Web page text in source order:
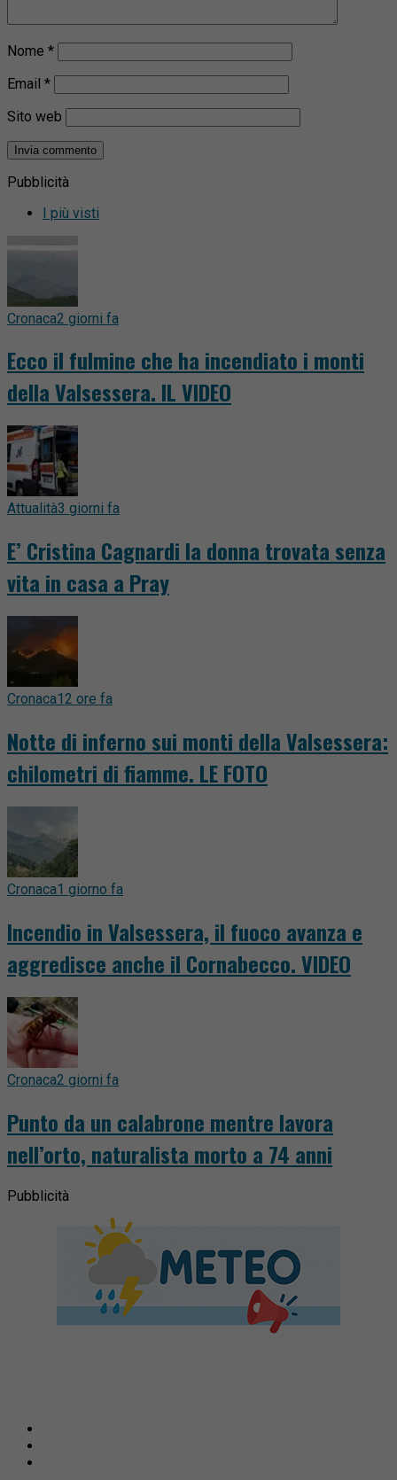
Nome *
Email *
Sito web
Pubblicità
I più visti
Cronaca2 giorni fa
Ecco il fulmine che ha incendiato i monti
della Valsessera. IL VIDEO
Attualità3 giorni fa
E’ Cristina Cagnardi la donna trovata senza
vita in casa a Pray
Cronaca12 ore fa
Notte di inferno sui monti della Valsessera:
chilometri di fiamme. LE FOTO
Cronaca1 giorno fa
Incendio in Valsessera, il fuoco avanza e
aggredisce anche il Cornabecco. VIDEO
Cronaca2 giorni fa
Punto da un calabrone mentre lavora
nell’orto, naturalista morto a 74 anni
Pubblicità